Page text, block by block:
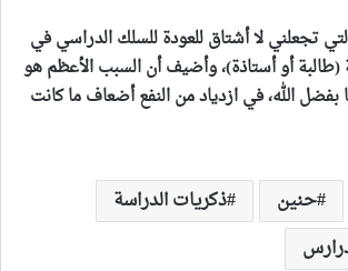
تجعلني لا أشتاق للعودة للسلك الدراسي في
أو أستاذة)، وأضيف أن السبب الأعظم هو
بفضل الله، في ازدياد من النفع أضعاف ما كانت
حنين
ذكريات الدراسة